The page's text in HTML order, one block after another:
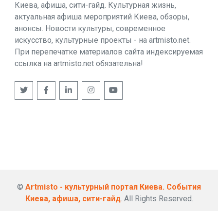
Киева, афиша, сити-гайд. Культурная жизнь,
актуальная афиша мероприятий Киева, обзоры,
анонсы. Новости культуры, современное
искусство, культурные проекты - на artmisto.net.
При перепечатке материалов сайта индексируемая
ссылка на artmisto.net обязательна!
© Artmisto - культурный портал Киева. События
Киева, афиша, сити-гайд. All Rights Reserved.